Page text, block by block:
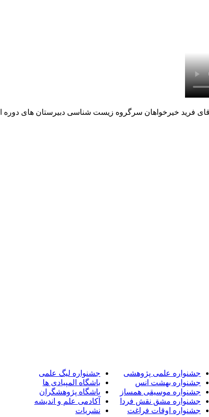
فرید خیرخواهان سرگروه زیست شناسی دبیرستان های دوره
جشنواره علمی پژوهشی
جشنواره بهشت انس
جشنواره موسیقی همساز
جشنواره مشق نقش فردا
جشنواره اوقات فراغت
جشنواره لیگ علمی
باشگاه المپیادی ها
باشگاه پژوهشگران
آکادمی علم و اندیشه
نشریات